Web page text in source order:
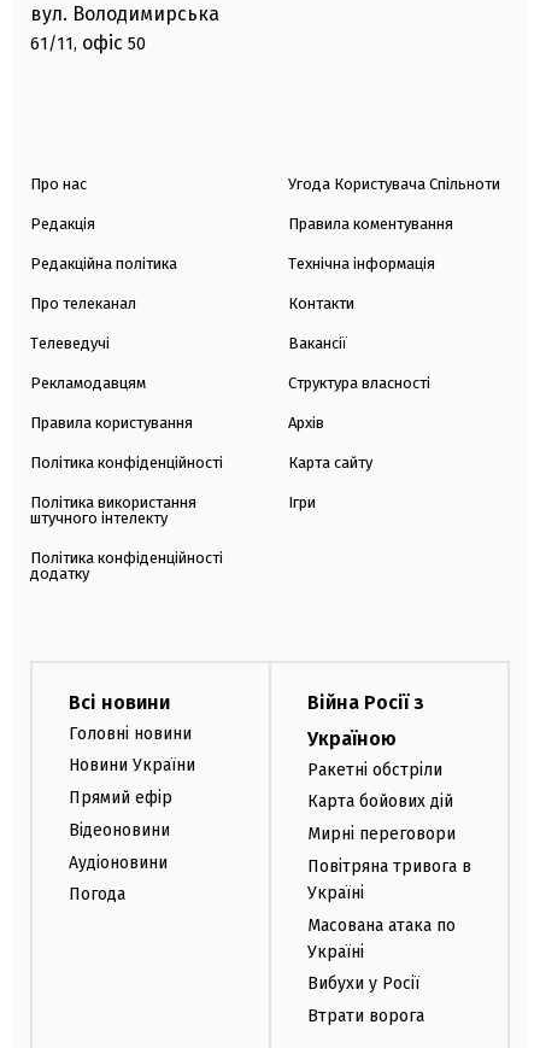
вул. Володимирська
61/11, офіс 50
Про нас
Редакція
Редакційна політика
Про телеканал
Телеведучі
Рекламодавцям
Правила користування
Політика конфіденційності
Політика використання
штучного інтелекту
Політика конфіденційності
додатку
Угода Користувача Спільноти
Правила коментування
Технічна інформація
Контакти
Вакансії
Структура власності
Архів
Карта сайту
Ігри
Всі новини
Головні новини
Новини України
Прямий ефір
Відеоновини
Аудіоновини
Погода
Війна Росії з
Україною
Ракетні обстріли
Карта бойових дій
Мирні переговори
Повітряна тривога в
Україні
Масована атака по
Україні
Вибухи у Росії
Втрати ворога